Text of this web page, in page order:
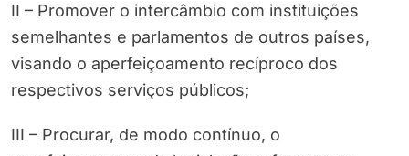
II – Promover o intercâmbio com instituições
semelhantes e parlamentos de outros países,
visando o aperfeiçoamento recíproco dos
respectivos serviços públicos;
III – Procurar, de modo contínuo, o